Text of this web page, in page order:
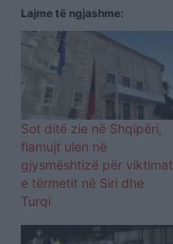
Lajme të ngjashme:
Sot ditë zie në Shqipëri,
flamujt ulen në
gjysmështizë për viktimat
e tërmetit në Siri dhe
Turqi